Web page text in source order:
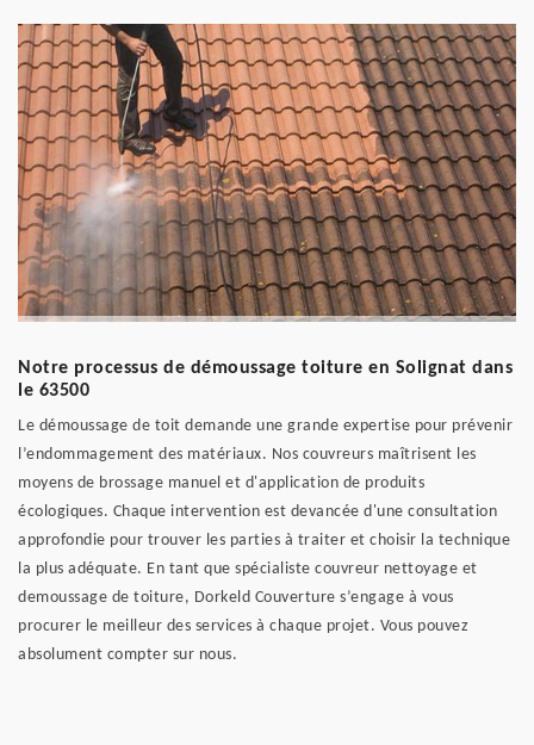
Notre processus de démoussage toiture en Solignat dans
le 63500
Le démoussage de toit demande une grande expertise pour prévenir
l’endommagement des matériaux. Nos couvreurs maîtrisent les
moyens de brossage manuel et d'application de produits
écologiques. Chaque intervention est devancée d'une consultation
approfondie pour trouver les parties à traiter et choisir la technique
la plus adéquate. En tant que spécialiste couvreur nettoyage et
demoussage de toiture, Dorkeld Couverture s’engage à vous
procurer le meilleur des services à chaque projet. Vous pouvez
absolument compter sur nous.